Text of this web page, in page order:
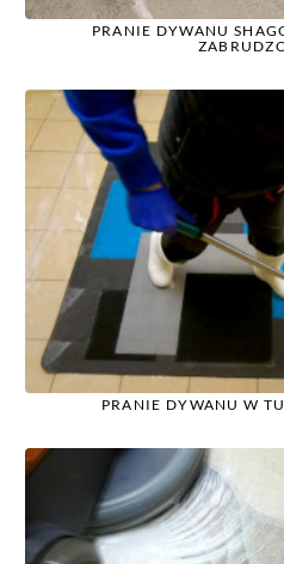
PRANIE DYWANU
PRANIE DYWANU W